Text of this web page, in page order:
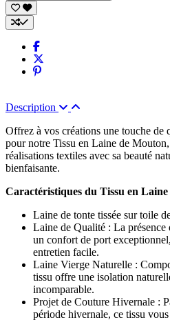
Description
Offrez à vos créations une touche de
pour notre Tissu en Laine de
réalisations textiles avec sa beauté
bienfaisante.
Caractéristiques du Tissu en
Laine de tonte tissée sur toile
Laine de Qualité : La présence
un confort de port
entretien facile.
Laine Vierge Naturelle :
tissu offre une isolation
incomparable.
Projet de Couture Hivernale :
période hivernale, ce tissu